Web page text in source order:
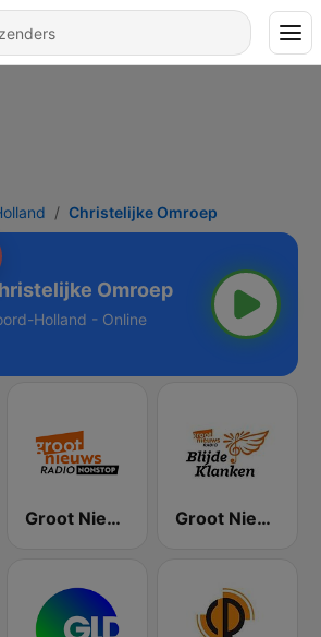
Christelijke Omroep
Omroep
Holland - Online
Groot Nieuws Radio Non-stop Groot Nieuws Radio Blijde Klanken